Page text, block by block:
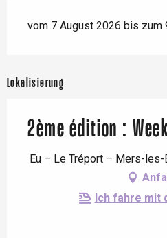
vom 7 August 2026 bis zum
Lokalisierung
2ème édition :
Eu – Le Tréport – Mers-
Ich fahre mit